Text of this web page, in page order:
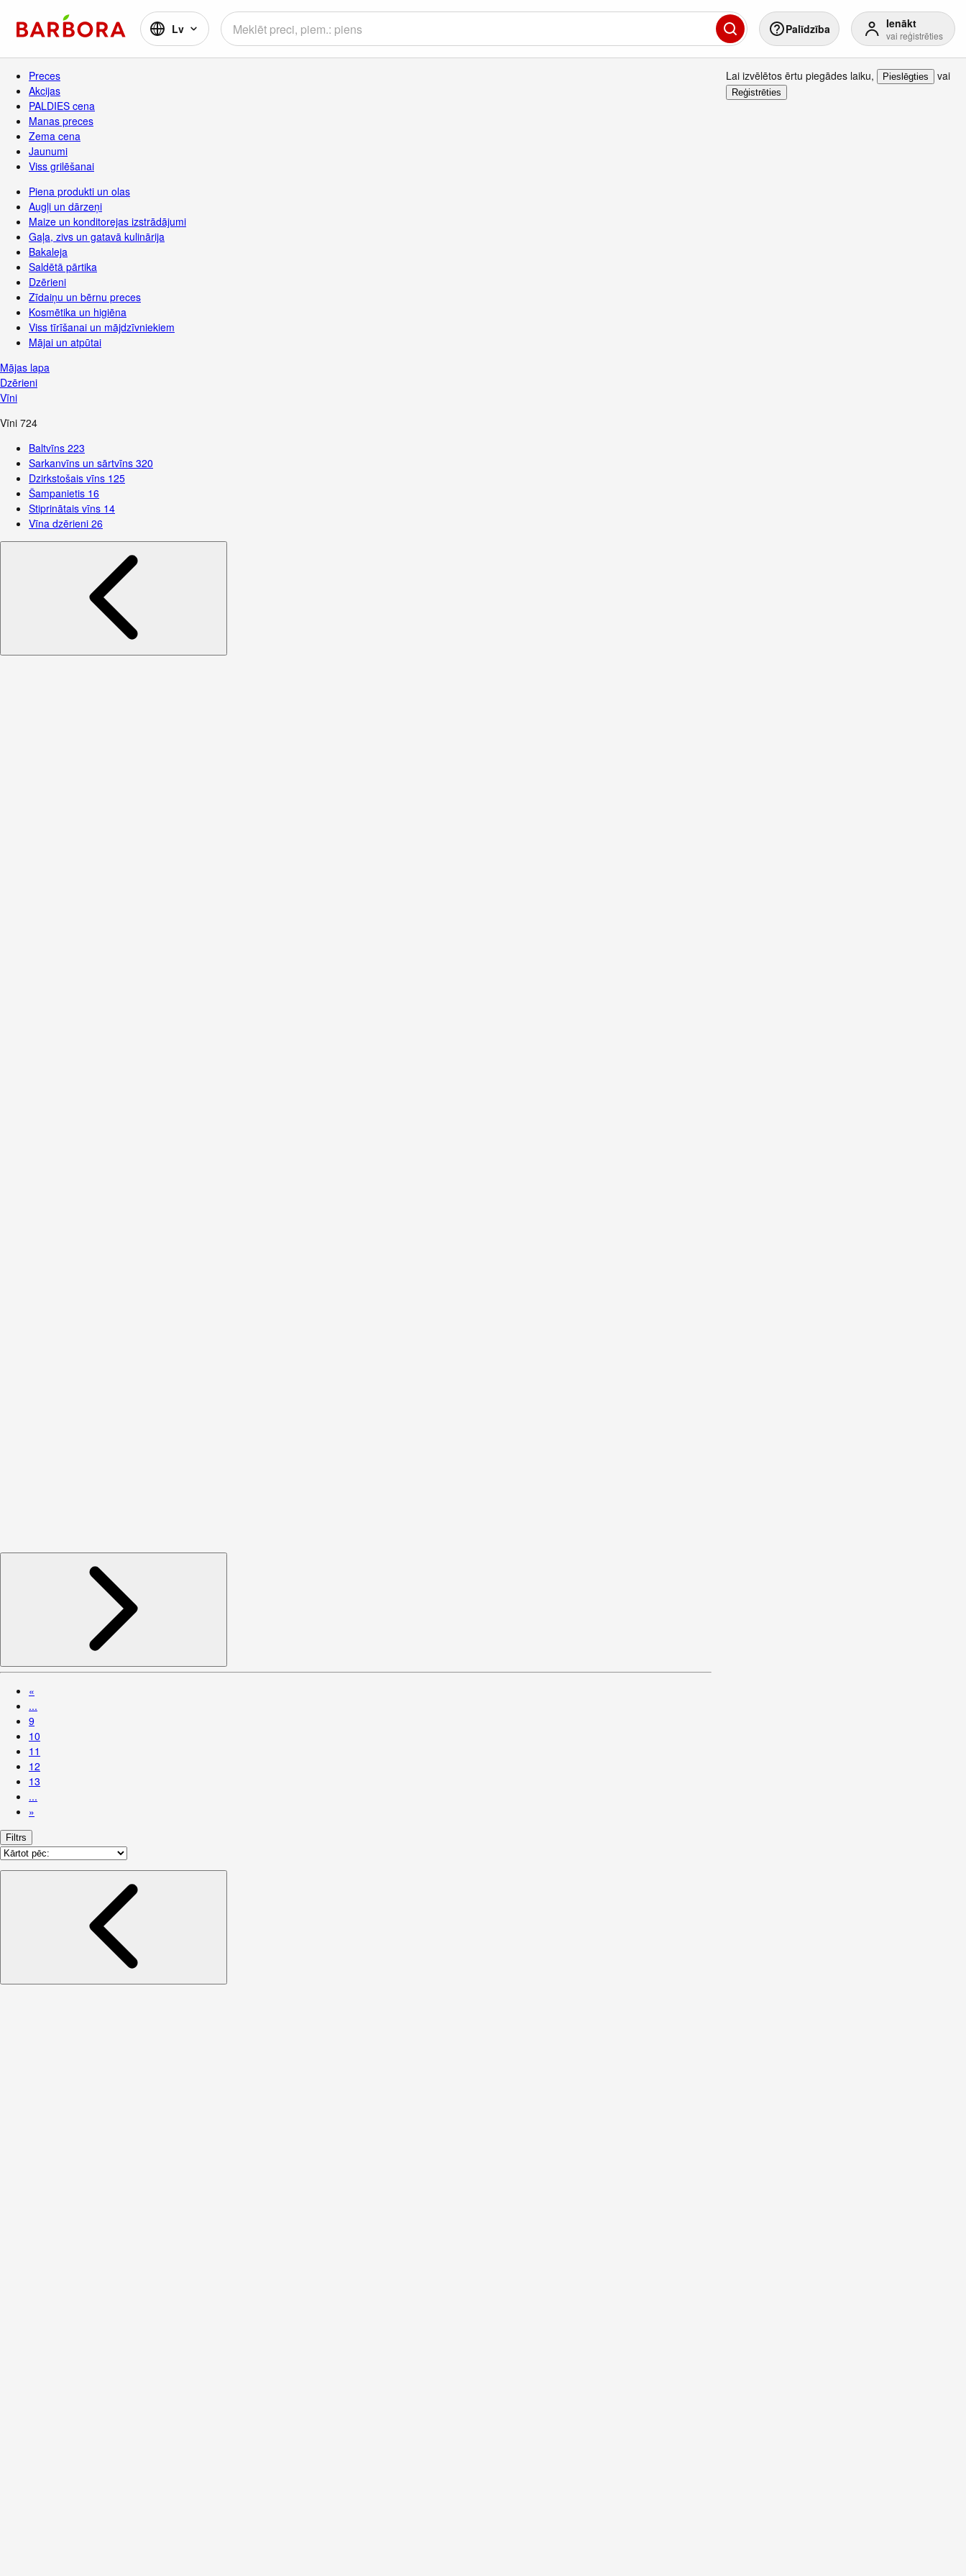
Lv Palīdzība Ienākt
vai reģistrēties
Preces
Akcijas
PALDIES cena
Manas preces
Zema cena
Jaunumi
Viss grilēšanai
Piena produkti un olas
Augļi un dārzeņi
Maize un konditorejas izstrādājumi
Gaļa, zivs un gatavā kulinārija
Bakaleja
Saldētā pārtika
Dzērieni
Zīdaiņu un bērnu preces
Kosmētika un higiēna
Viss tīrīšanai un mājdzīvniekiem
Mājai un atpūtai
Mājas lapa
Dzērieni
Vīni
Lai izvēlētos ērtu piegādes laiku, Pieslēgties vai
Reģistrēties
Vīni 724
Baltvīns 223
Sarkanvīns un sārtvīns 320
Dzirkstošais vīns 125
Šampanietis 16
Stiprinātais vīns 14
Vīna dzērieni 26
«
...
9
10
11
12
13
...
»
Filtrs